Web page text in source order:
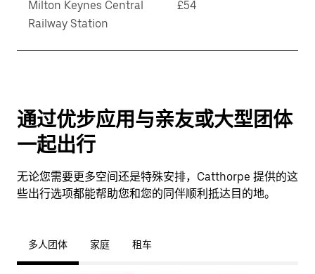
Milton Keynes Central
Railway Station
£54
通过优步应用与亲友或大型团体
一起出行
无论您需要更多空间还是特殊安排，Catthorpe 提供的这
些出行选项都能帮助您和您的同伴顺利抵达目的地。
多人团体 家庭 租车